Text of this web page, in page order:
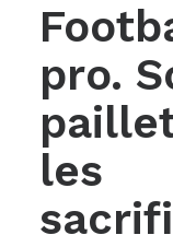
pro.
les